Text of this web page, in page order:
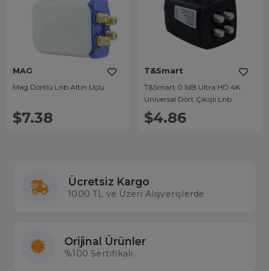
MAG
Mag Dörtlü Lnb Altın Uçlu
$7.38
T&Smart
T&Smart 0.1dB Ultra HD 4K
Universal Dört Çıkışlı Lnb
$4.86
Ücretsiz Kargo
1000 TL ve Üzeri Alışverişlerde
Orijinal Ürünler
%100 Sertifikalı